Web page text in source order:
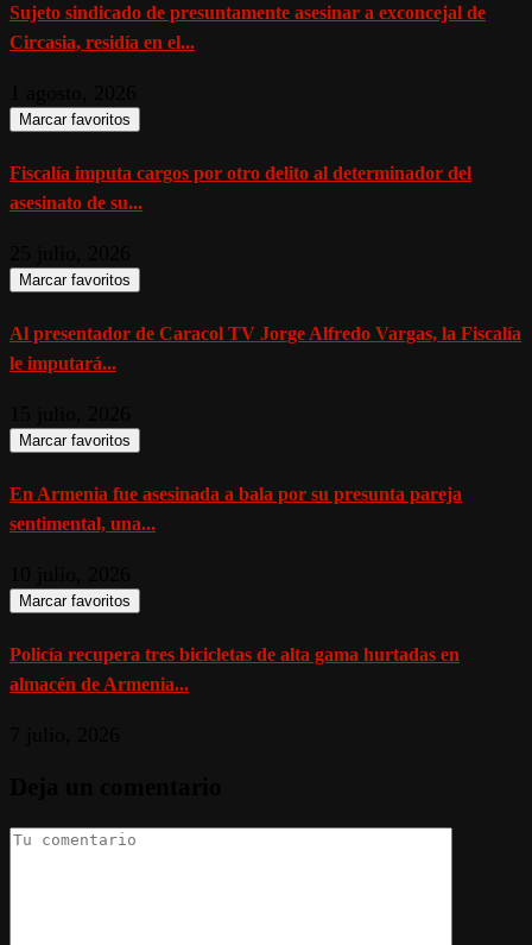
Sujeto sindicado de presuntamente asesinar a exconcejal de
Circasia, residía en el...
Marcar favoritos
Fiscalía imputa cargos por otro delito al determinador del
asesinato de su...
Marcar favoritos
Al presentador de Caracol TV Jorge Alfredo Vargas, la Fiscalía
le imputará...
Marcar favoritos
En Armenia fue asesinada a bala por su presunta pareja
sentimental, una...
Marcar favoritos
Policía recupera tres bicicletas de alta gama hurtadas en
almacén de Armenia...